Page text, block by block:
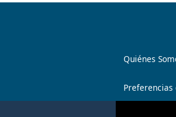
Quiénes
Preferencias